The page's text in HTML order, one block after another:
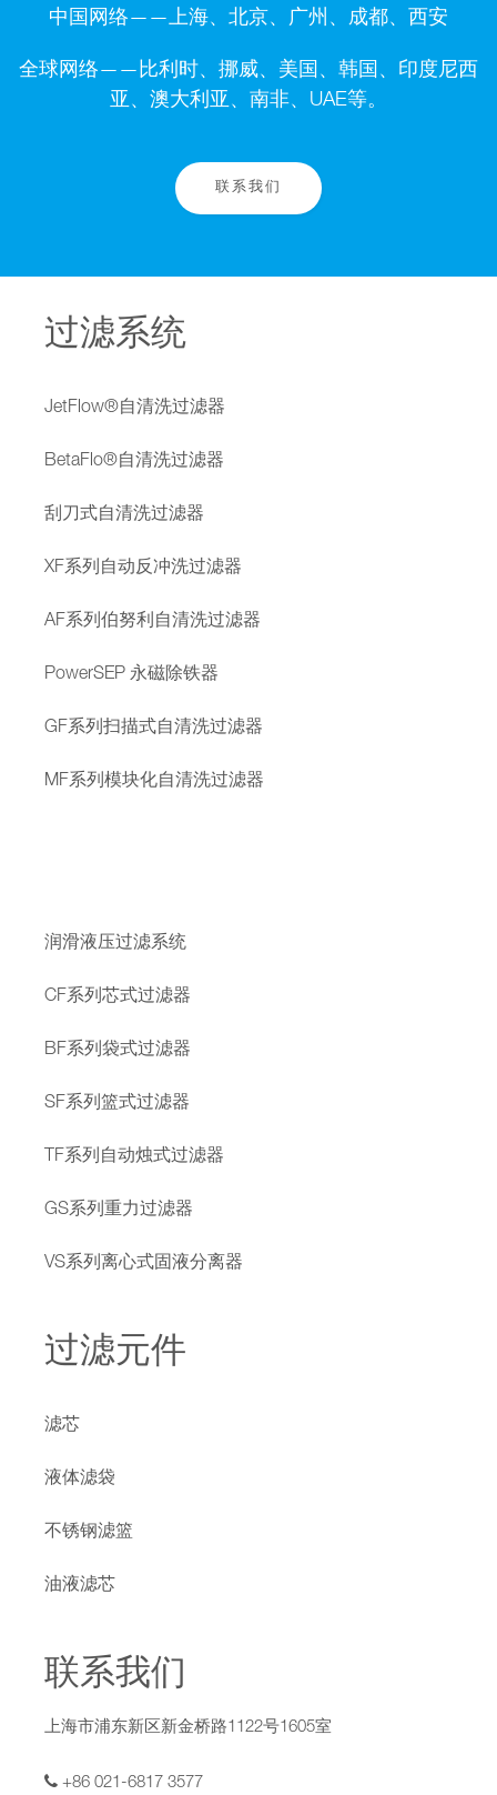
中国网络——上海、北京、广州、成都、西安
全球网络——比利时、挪威、美国、韩国、印度尼西
亚、澳大利亚、南非、UAE等。
联系我们
过滤系统
JetFlow®自清洗过滤器
BetaFlo®自清洗过滤器
刮刀式自清洗过滤器
XF系列自动反冲洗过滤器
AF系列伯努利自清洗过滤器
PowerSEP 永磁除铁器
GF系列扫描式自清洗过滤器
MF系列模块化自清洗过滤器
润滑液压过滤系统
CF系列芯式过滤器
BF系列袋式过滤器
SF系列篮式过滤器
TF系列自动烛式过滤器
GS系列重力过滤器
VS系列离心式固液分离器
过滤元件
滤芯
液体滤袋
不锈钢滤篮
油液滤芯
联系我们
上海市浦东新区新金桥路1122号1605室
+86 021-6817 3577